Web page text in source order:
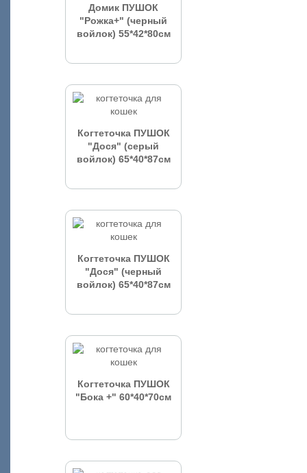
Домик ПУШОК
"Рожка+" (черный
войлок) 55*42*80см
Когтеточка ПУШОК
"Дося" (серый
войлок) 65*40*87см
Когтеточка ПУШОК
"Дося" (черный
войлок) 65*40*87см
Когтеточка ПУШОК
"Бока +" 60*40*70см